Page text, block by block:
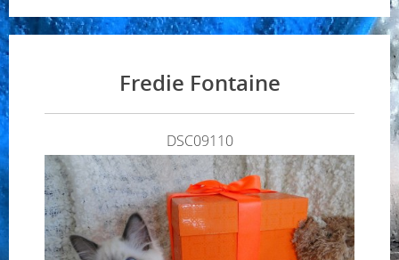
Fredie Fontaine
DSC09110